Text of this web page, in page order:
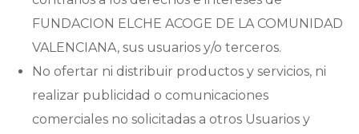
FUNDACION ELCHE ACOGE DE LA COMUNIDAD
VALENCIANA, sus usuarios y/o terceros.
No ofertar ni distribuir productos y servicios, ni
realizar publicidad o comunicaciones
comerciales no solicitadas a otros Usuarios y